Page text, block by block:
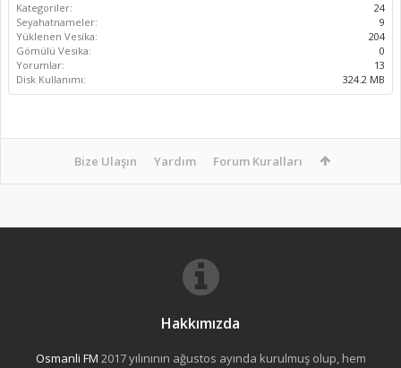
Kategoriler:
24
Seyahatnameler:
9
Yüklenen Vesika:
204
Gömülü Vesika:
0
Yorumlar:
13
Disk Kullanımı:
324.2 MB
Bize Ulaşın Yardım Forum Kuralları
Hakkımızda
Osmanli FM 2017 yılınının ağustos ayında kurulmuş olup, hem